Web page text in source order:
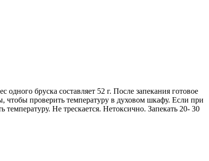
бруска составляет 52 г. После запекания готовое
чтобы проверить температуру в духовом шкафу. Если при
температуру. Не трескается. Нетоксично. Запекать 20- 30